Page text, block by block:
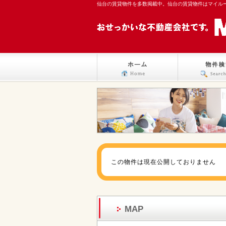
仙台の賃貸物件を多数掲載中。仙台の賃貸物件はマイル
この物件は現在公開しておりません
MAP